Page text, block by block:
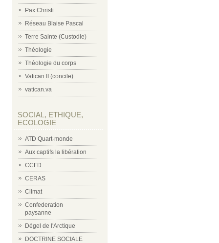
Pax Christi
Réseau Blaise Pascal
Terre Sainte (Custodie)
Théologie
Théologie du corps
Vatican II (concile)
vatican.va
SOCIAL, ETHIQUE,
ECOLOGIE
ATD Quart-monde
Aux captifs la libération
CCFD
CERAS
Climat
Confederation
paysanne
Dégel de l'Arctique
DOCTRINE SOCIALE